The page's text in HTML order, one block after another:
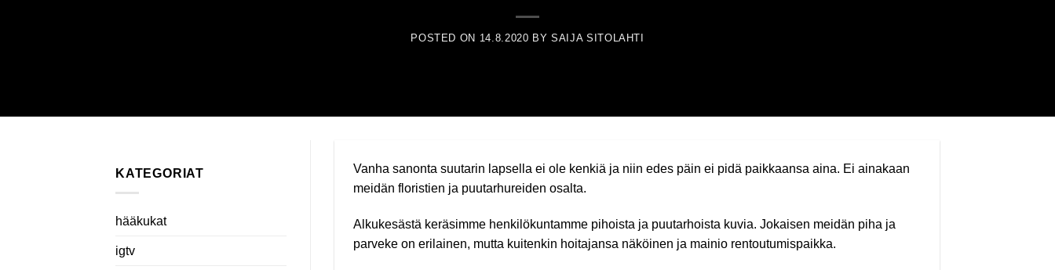
POSTED ON 14.8.2020 BYSAIJA SITOLAHTI
KATEGORIAT
hääkukat
igtv
Vanha sanonta suutarin lapsella ei ole kenkiä ja niin edes päin ei pidä paikkaansa aina. Ei ainakaan
meidän floristien ja puutarhureiden osalta.
Alkukesästä keräsimme henkilökuntamme pihoista ja puutarhoista kuvia. Jokaisen meidän piha ja
parveke on erilainen, mutta kuitenkin hoitajansa näköinen ja mainio rentoutumispaikka.